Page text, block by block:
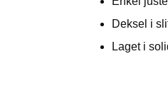
Deksel i
Laget i